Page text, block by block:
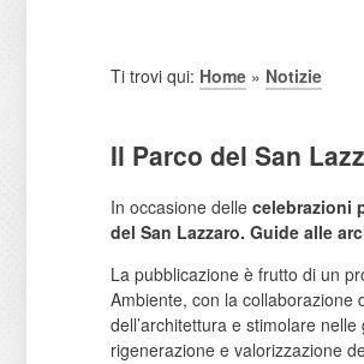
Ti trovi qui: Home » Notizie
Il Parco del San
In occasione delle celebrazioni
del San Lazzaro. Guide alle
La pubblicazione è frutto di un
Ambiente, con la collaborazione
dell’architettura e stimolare
rigenerazione e valorizzazione